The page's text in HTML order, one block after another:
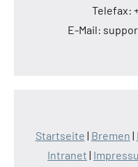
Telefax:
E-Mail:
Startseite | Bremen |
Intranet |